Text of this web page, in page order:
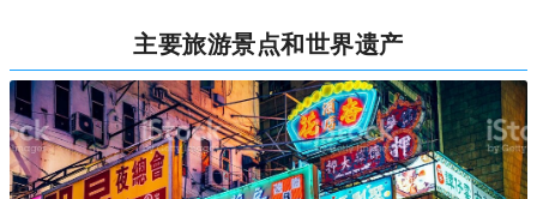
主要旅游景点和世界遗产